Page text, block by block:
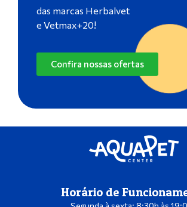
das marcas Herbalvet
e Vetmax+20!
Confira nossas ofertas
Horário de